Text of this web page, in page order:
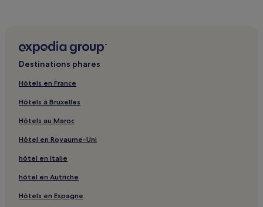
Destinations phares
Hôtels en France
Hôtels à Bruxelles
Hôtels au Maroc
Hôtel en Royaume-Uni
hôtel en Italie
hôtel en Autriche
Hôtels en Espagne